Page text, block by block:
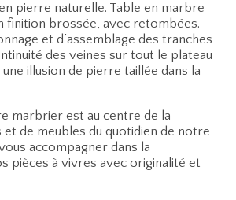
pierre naturelle. Table en marbre
finition brossée, avec retombées.
et d’assemblage des tranches
des veines sur tout le plateau
illusion de pierre taillée dans la
marbrier est au centre de la
et de meubles du quotidien de notre
accompagner dans la
pièces à vivres avec originalité et